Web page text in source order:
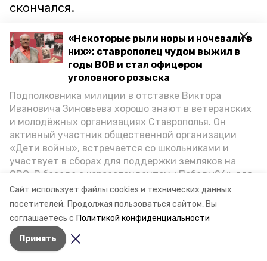
Сайт использует файлы cookies и технических данных
посетителей. Продолжая пользоваться сайтом, Вы
соглашаетесь с Политикой конфиденциальности
Принять
«Некоторые рыли норы и ночевали в
них»: ставрополец чудом выжил в
годы ВОВ и стал офицером
уголовного розыска
Подполковника милиции в отставке Виктора
Ивановича Зиновьева хорошо знают в ветеранских
и молодёжных организациях Ставрополья. Он
активный участник общественной организации
«Дети войны», встречается со школьниками и
участвует в сборах для поддержки земляков на
СВО. В беседе с корреспондентом «Победы26» для
спецпроекта «Дети Великой Отечественной»
ветеран рассказал о зверствах оккупантов в годы
ВОВ, о службе в Москве, «богатыре» Фиделе Кастро
и шпионе Пеньковском, о борьбе с криминалом на
Ставрополье.
скончался.
Специалист СКР уже осмотрел место
происшествия, допросил свидетелей и
изъял доказательства. По его
ходатайству суд заключил
подозреваемого под стражу.
Расследование уголовного дела
продолжается, сообщили в
следственном управлении СКР по
Ставропольскому краю.
Фото: СУ СКР по СК
Авторы: Анастасия Ряжская